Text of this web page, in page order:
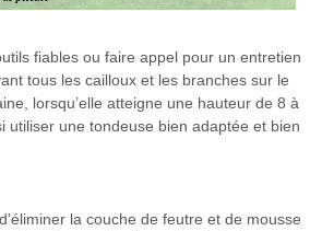
fiables ou faire appel pour un entretien
tous les cailloux et les branches sur le
lorsqu’elle atteigne une hauteur de 8 à
utiliser une tondeuse bien adaptée et bien
la couche de feutre et de mousse